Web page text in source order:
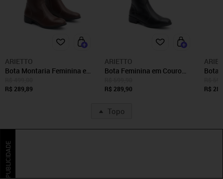
ARIETTO
Bota Montaria Feminina em
Arietto
R$ 289,89
ARIETTO
Bota Feminina em Couro
Arietto
R$ 289,90
Bota
R$
Topo
PUBLICIDADE